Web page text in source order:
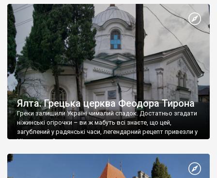
Ялта. Грецька церква Феодора Тирона
Греки залишили Україні чималий спадок. Достатньо згадати
ніжинські огірочки – ви ж мабуть всі знаєте, що цей,
загублений у радянські часи, легендарний рецепт привезли у
Ніжин греки?